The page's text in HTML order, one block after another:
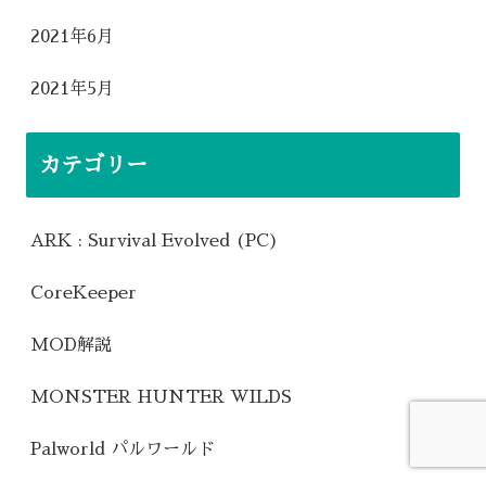
2021年6月
2021年5月
カテゴリー
ARK : Survival Evolved (PC)
CoreKeeper
MOD解説
MONSTER HUNTER WILDS
Palworld パルワールド